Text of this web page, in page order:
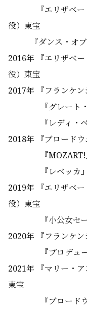
『エリザベート
役）東宝
『ダンス・オブ
2016年 『エリザベー
役）東宝
2017年 『フランケ
『グレート・ギ
『レディ・
2018年 『ブロード
『
『レベッカ』（
2019年
『エリザベー
役）東宝
『小公女セーラ
2020年
『フランケ
『プロデューサ
2021年 『マリー・ア
東宝
『ブロード